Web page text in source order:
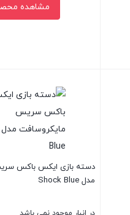
بود.مشاهده
دسته بازی ایکس باکس
مدل Shock Blue